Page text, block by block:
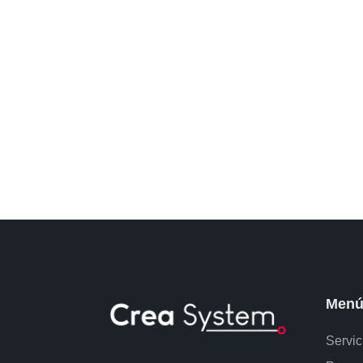
Menú